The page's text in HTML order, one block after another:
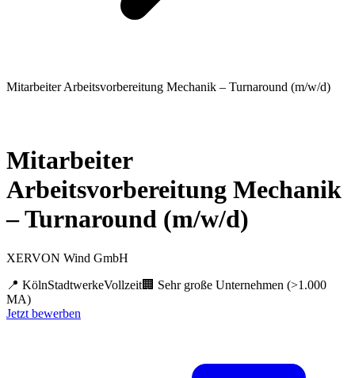
Mitarbeiter Arbeitsvorbereitung Mechanik – Turnaround (m/w/d)
Mitarbeiter
Arbeitsvorbereitung Mechanik
– Turnaround (m/w/d)
XERVON Wind GmbH
📍 KölnStadtwerkeVollzeit🏢 Sehr große Unternehmen (>1.000
MA)
Jetzt bewerben